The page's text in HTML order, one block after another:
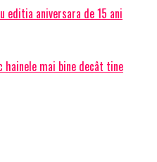
editia aniversara de 15 ani
mai bine decât tine